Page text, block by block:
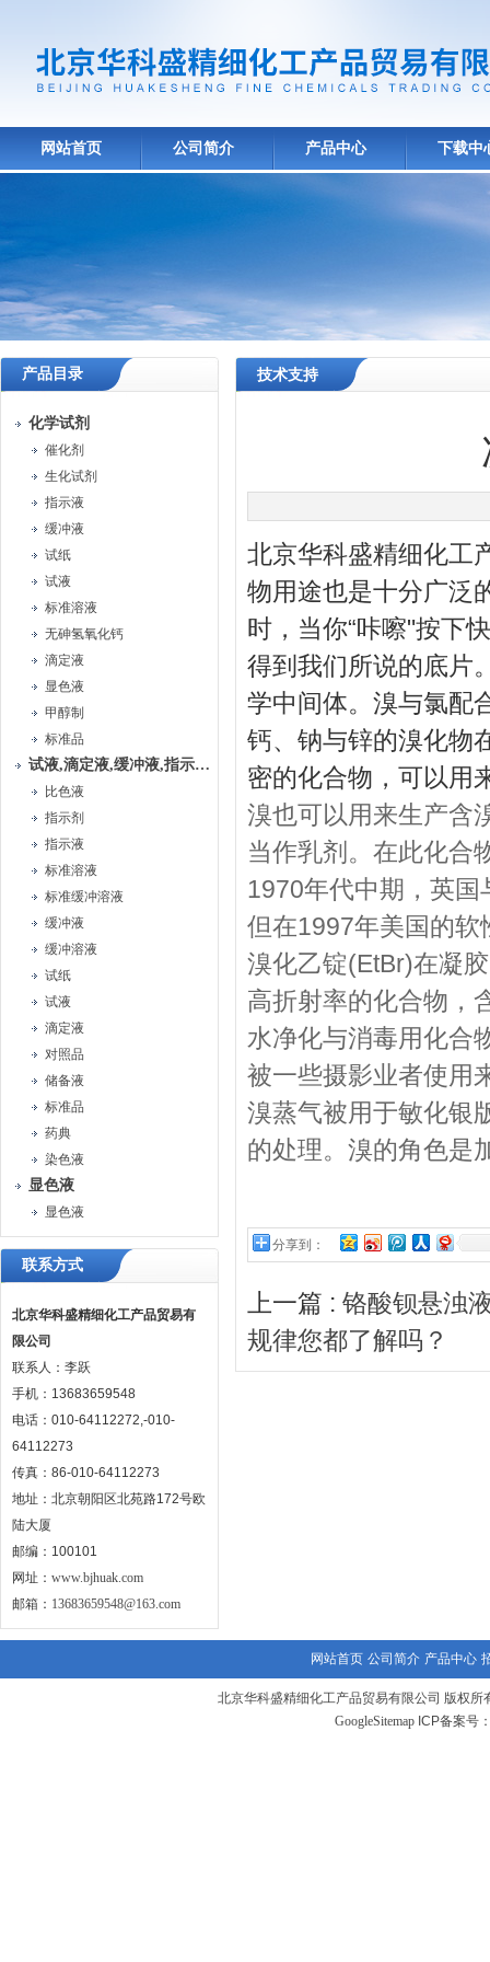
网站首页 公司简介 产品中心 下载中
产品目录
化学试剂
催化剂
生化试剂
指示液
缓冲液
试纸
试液
标准溶液
无砷氢氧化钙
滴定液
显色液
甲醇制
标准品
试液,滴定液,缓冲液,指示液,试纸
比色液
指示剂
指示液
标准溶液
标准缓冲溶液
缓冲液
缓冲溶液
试纸
试液
滴定液
对照品
储备液
标准品
药典
染色液
显色液
显色液
联系方式
北京华科盛精细化工产品贸易有
限公司
联系人：李跃
手机：13683659548
电话：010-64112272,-010-
64112273
传真：86-010-64112273
地址：北京朝阳区北苑路172号欧
陆大厦
邮编：100101
网址： www.bjhuak.com
邮箱： 13683659548@163.com
技术支持
北京华科盛精细化工
物用途也是十分广泛
时，当你“咔嚓"按下
得到我们所说的底片
学中间体。溴与氯配
钙、钠与锌的溴化物
密的化合物，可以用
溴也可以用来生产含
当作乳剂。在此化合
1970年代中期，英
但在1997年美国的软
溴化乙锭(EtBr)在凝
高折射率的化合物，
水净化与消毒用化合
被一些摄影业者使用
溴蒸气被用于敏化银
的处理。溴的角色是
分享到：
上一篇 : 铬酸钡悬浊
规律您都了解吗？
网站首页 公司简介 产品中心
北京华科盛精细化工产品贸易有限公司 版权所
GoogleSitemap ICP备案号